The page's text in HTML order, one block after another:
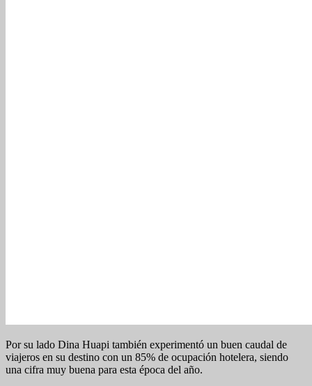
Por su lado Dina Huapi también experimentó un buen caudal de
viajeros en su destino con un 85% de ocupación hotelera, siendo
una cifra muy buena para esta época del año.